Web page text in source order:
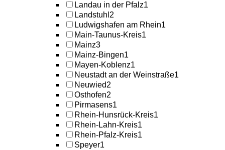
Landau in der Pfalz1
Landstuhl 2
Ludwigshafen am Rhein1
Main-Taunus-Kreis1
Mainz3
Mainz-Bingen1
Mayen-Koblenz1
Neustadt an der Weinstraße1
Neuwied2
Osthofen2
Pirmasens1
Rhein-Hunsrück-Kreis1
Rhein-Lahn-Kreis1
Rhein-Pfalz-Kreis1
Speyer1